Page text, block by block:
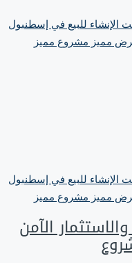
للبيع في إسطنبول
مميز مشروع مميز
للبيع في إسطنبول
مميز مشروع مميز
الآمن